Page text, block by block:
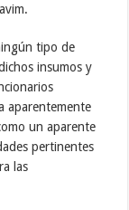
tipo de
insumos y
aparentemente
un aparente
pertinentes
las